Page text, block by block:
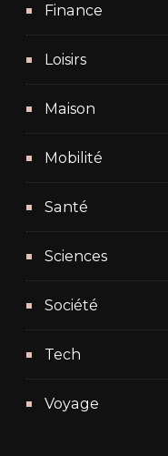
Finance
Loisirs
Maison
Mobilité
Santé
Sciences
Société
Tech
Voyage